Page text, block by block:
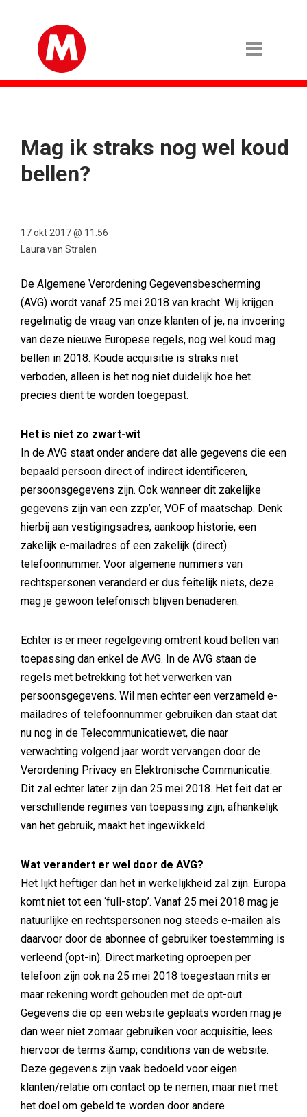
Mag ik straks nog wel koud
bellen?
17 okt 2017 @ 11:56
Laura van Stralen
De Algemene Verordening Gegevensbescherming
(AVG) wordt vanaf 25 mei 2018 van kracht. Wij krijgen
regelmatig de vraag van onze klanten of je, na invoering
van deze nieuwe Europese regels, nog wel koud mag
bellen in 2018. Koude acquisitie is straks niet
verboden, alleen is het nog niet duidelijk hoe het
precies dient te worden toegepast.
Het is niet zo zwart-wit
In de AVG staat onder andere dat alle gegevens die een
bepaald persoon direct of indirect identificeren,
persoonsgegevens zijn. Ook wanneer dit zakelijke
gegevens zijn van een zzp’er, VOF of maatschap. Denk
hierbij aan vestigingsadres, aankoop historie, een
zakelijk e-mailadres of een zakelijk (direct)
telefoonnummer. Voor algemene nummers van
rechtspersonen veranderd er dus feitelijk niets, deze
mag je gewoon telefonisch blijven benaderen.
Echter is er meer regelgeving omtrent koud bellen van
toepassing dan enkel de AVG. In de AVG staan de
regels met betrekking tot het verwerken van
persoonsgegevens. Wil men echter een verzameld e-
mailadres of telefoonnummer gebruiken dan staat dat
nu nog in de Telecommunicatiewet, die naar
verwachting volgend jaar wordt vervangen door de
Verordening Privacy en Elektronische Communicatie.
Dit zal echter later zijn dan 25 mei 2018. Het feit dat er
verschillende regimes van toepassing zijn, afhankelijk
van het gebruik, maakt het ingewikkeld.
Wat verandert er wel door de AVG?
Het lijkt heftiger dan het in werkelijkheid zal zijn. Europa
komt niet tot een ‘full-stop’. Vanaf 25 mei 2018 mag je
natuurlijke en rechtspersonen nog steeds e-mailen als
daarvoor door de abonnee of gebruiker toestemming is
verleend (opt-in). Direct marketing oproepen per
telefoon zijn ook na 25 mei 2018 toegestaan mits er
maar rekening wordt gehouden met de opt-out.
Gegevens die op een website geplaats worden mag je
dan weer niet zomaar gebruiken voor acquisitie, lees
hiervoor de terms &amp; conditions van de website.
Deze gegevens zijn vaak bedoeld voor eigen
klanten/relatie om contact op te nemen, maar niet met
het doel om gebeld te worden door andere